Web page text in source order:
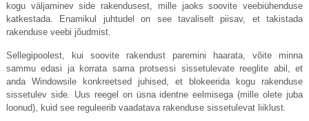
kogu väljaminev side rakendusest, mille jaoks soovite veebiühenduse
katkestada. Enamikul juhtudel on see tavaliselt piisav, et takistada
rakenduse veebi jõudmist.
Sellegipoolest, kui soovite rakendust paremini haarata, võite minna
sammu edasi ja korrata sama protsessi sissetulevate reeglite abil, et
anda Windowsile konkreetsed juhised, et blokeerida kogu rakenduse
sissetulev side. Uus reegel on üsna identne eelmisega (mille olete juba
loonud), kuid see reguleerib vaadatava rakenduse sissetulevat liiklust.